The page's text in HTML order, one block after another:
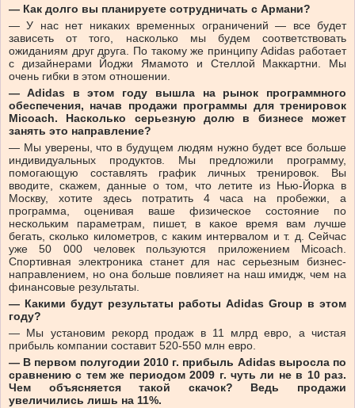
— Как долго вы планируете сотрудничать с Армани?
— У нас нет никаких временных ограничений — все будет
зависеть от того, насколько мы будем соответствовать
ожиданиям друг друга. По такому же принципу Adidas работает
с дизайнерами Йоджи Ямамото и Стеллой Маккартни. Мы
очень гибки в этом отношении.
— Adidas в этом году вышла на рынок программного
обеспечения, начав продажи программы для тренировок
Micoach. Насколько серьезную долю в бизнесе может
занять это направление?
— Мы уверены, что в будущем людям нужно будет все больше
индивидуальных продуктов. Мы предложили программу,
помогающую составлять график личных тренировок. Вы
вводите, скажем, данные о том, что летите из Нью-Йорка в
Москву, хотите здесь потратить 4 часа на пробежки, а
программа, оценивая ваше физическое состояние по
нескольким параметрам, пишет, в какое время вам лучше
бегать, сколько километров, с каким интервалом и т. д. Сейчас
уже 50 000 человек пользуются приложением Micoach.
Спортивная электроника станет для нас серьезным бизнес-
направлением, но она больше повлияет на наш имидж, чем на
финансовые результаты.
— Какими будут результаты работы Adidas Group в этом
году?
— Мы установим рекорд продаж в 11 млрд евро, а чистая
прибыль компании составит 520-550 млн евро.
— В первом полугодии 2010 г. прибыль Adidas выросла по
сравнению с тем же периодом 2009 г. чуть ли не в 10 раз.
Чем объясняется такой скачок? Ведь продажи
увеличились лишь на 11%.